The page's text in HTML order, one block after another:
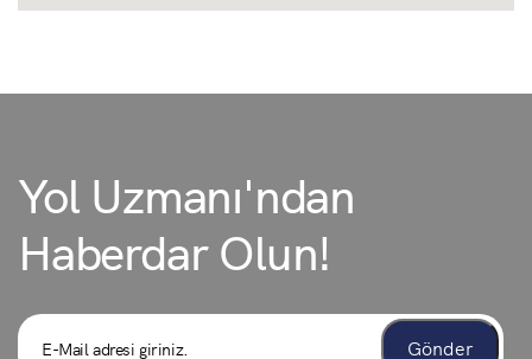
Yol Uzmanı'ndan
Haberdar Olun!